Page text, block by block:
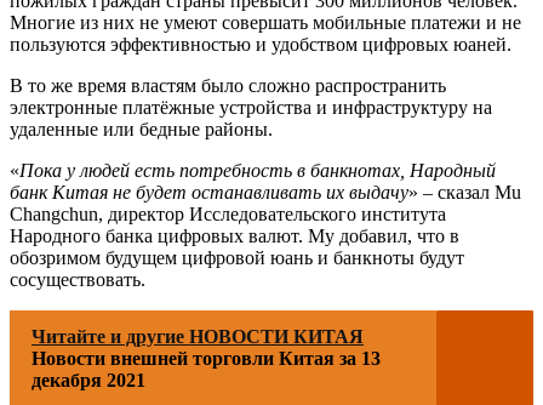
Многие из них не умеют совершать мобильные платежи и не
пользуются эффективностью и удобством цифровых юаней.
В то же время властям было сложно распространить
электронные платёжные устройства и инфраструктуру на
удаленные или бедные районы.
«Пока у людей есть потребность в банкнотах, Народный
банк Китая не будет останавливать их выдачу» – сказал Mu
Changchun, директор Исследовательского института
Народного банка цифровых валют. Му добавил, что в
обозримом будущем цифровой юань и банкноты будут
сосуществовать.
Читайте и другие НОВОСТИ КИТАЯ
Новости внешней торговли Китая за 13
декабря 2021